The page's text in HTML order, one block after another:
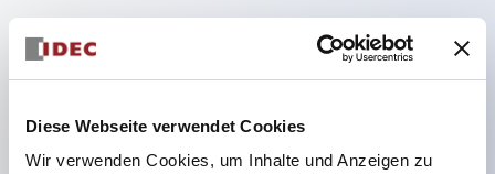
Diese Webseite verwendet Cookies
Wir verwenden Cookies, um Inhalte und Anzeigen zu
Geeignet für ein breites Anwendungsspektrum
von der Konsumelektronik bis zum FA-Bereich